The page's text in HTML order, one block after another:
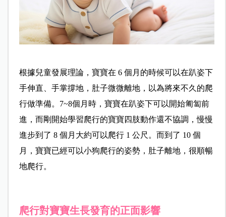
根據兒童發展理論，寶寶在 6 個月的時候可以在趴姿下
手伸直、手掌撐地，肚子微微離地，以為將來不久的爬
行做準備。7~8個月時，寶寶在趴姿下可以開始匍匐前
進，而剛開始學習爬行的寶寶四肢動作還不協調，慢慢
進步到了 8 個月大約可以爬行 1 公尺。而到了 10 個
月，寶寶已經可以小狗爬行的姿勢，肚子離地，很順暢
地爬行。
爬行對寶寶生長發育的正面影響